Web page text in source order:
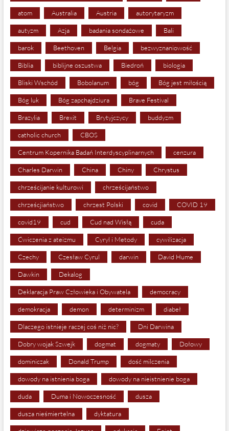
atom Australia Austria autorytaryzm
autyzm Azja badania sondażowe Bali
barok Beethoven Belgia bezwyznaniowość
Biblia biblijne oszustwa Biedroń biologia
Bliski Wschód Bobolanum bóg Bóg jest miłością
Bóg luk Bóg zapchajdziura Brave Festival
Brazylia Brexit Brytyjczycy buddyzm
catholic church CBOS
Centrum Kopernika Badań Interdyscyplinarnych cenzura
Charles Darwin China Chiny Chrystus
chrześcijanie kulturowi chrześcijaństwo
chrześcjiaństwo chrzest Polski covid COVID 19
covid19 cud Cud nad Wisłą cuda
Ćwiczenia z ateizmu Cyryl i Metody cywilizacja
Czechy Czesław Cyrul darwin David Hume
Dawkin Dekalog
Deklaracja Praw Człowieka i Obywatela democracy
demokracja demon determinizm diabeł
Dlaczego istnieje raczej coś niż nic? Dni Darwina
Dobry wojak Szwejk dogmat dogmaty Dołowy
dominiczak Donald Trump dość milczenia
dowody na istnienia boga dowody na nieistnienie boga
duda Duma i Nowoczesność dusza
dusza nieśmiertelna dyktatura